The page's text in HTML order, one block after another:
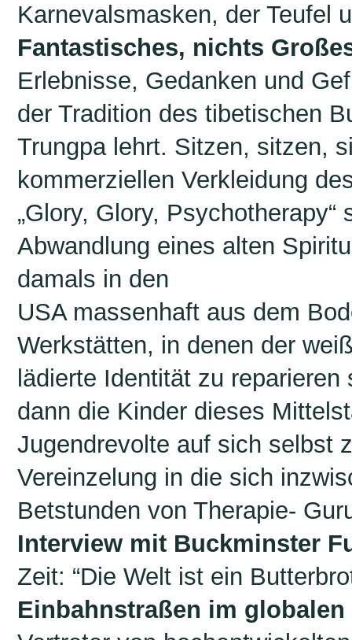
Karnevalsmasken, der Teufel
Fantastisches, nichts
Erlebnisse, Gedanken und
der Tradition des tibetischen
Trungpa lehrt. Sitzen, sitzen,
kommerziellen Verkleidung
„Glory, Glory,
Abwandlung eines alten
damals in den
USA massenhaft aus dem
Werkstätten, in denen der
lädierte Identität zu
dann die Kinder dieses
Jugendrevolte auf sich selbst
Vereinzelung in die sich
Betstunden von Therapie-
Interview mit Buckminster
Zeit: “Die Welt ist ein
Einbahnstraßen im globalen